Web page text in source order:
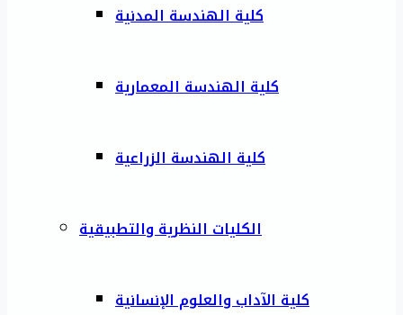
كلية الهندسة المدنية
كلية الهندسة المعمارية
كلية الهندسة الزراعية
الكليات النظرية والتطبيقية
كلية الآداب والعلوم الإنسانية